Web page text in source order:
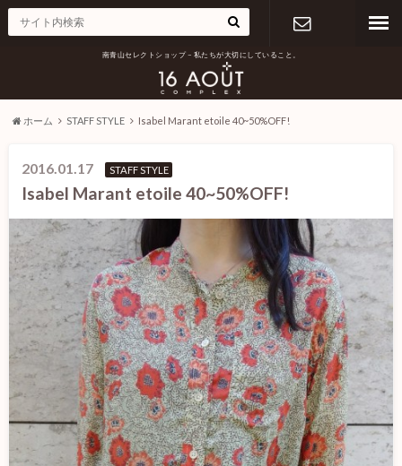
南青山セレクトショップ – 私たちが大切にしていること。
ホーム STAFF STYLE Isabel Marant etoile 40~50%OFF!
2016.01.17 STAFF STYLE
Isabel Marant etoile 40~50%OFF!